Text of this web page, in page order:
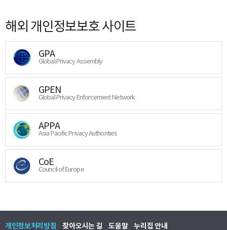
해외 개인정보보호 사이트
GPA
Global Privacy Assembly
GPEN
Global Privacy Enforcement Network
APPA
Asia Pacific Privacy Authorities
CoE
Council of Europe
개인정보처리방침 찾아오시는 길 도움말 누리집 안내